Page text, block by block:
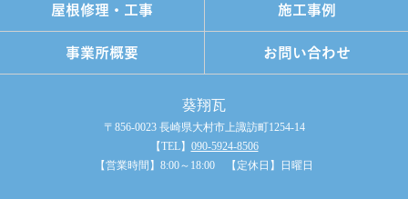
屋根修理・工事 施工事例
事業所概要 お問い合わせ
葵翔瓦
〒856-0023 長崎県大村市上諏訪町1254-14
【TEL】 090-5924-8506
【営業時間】8:00～18:00 【定休日】日曜日